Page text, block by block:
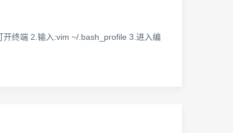
终端 2.输入:vim ~/.bash_profile 3.进入编